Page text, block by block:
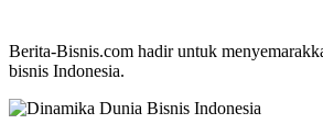
Berita-Bisnis.com hadir untuk
bisnis Indonesia.